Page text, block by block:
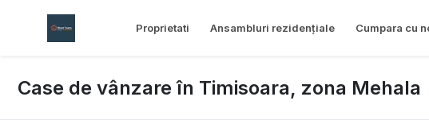
Proprietati Ansambluri rezidențiale Cumpara cu
Case de vânzare în Timisoara, zona Mehala